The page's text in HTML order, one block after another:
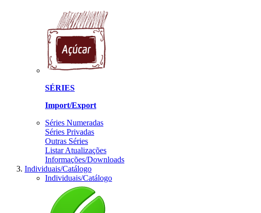
SÉRIES
Import/Export
Séries Numeradas
Séries Privadas
Outras Séries
Listar Atualizações
Informações/Downloads
Individuais/Catálogo
Individuais/Catálogo